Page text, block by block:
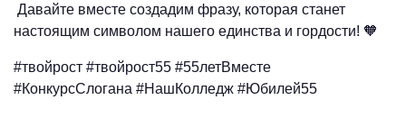
Давайте вместе создадим фразу, которая станет
настоящим символом нашего единства и гордости! 🧡
#твойрост #твойрост55 #55летВместе
#КонкурсСлогана #НашКолледж #Юбилей55